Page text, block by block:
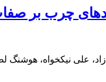
چرب بر
علی نیکخواه، هوشنگ